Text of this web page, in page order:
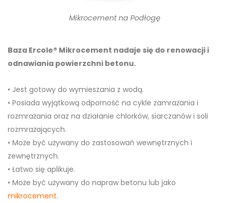
Mikrocement na Podłogę
Baza Ercole® Mikrocement nadaje się do renowacji i
odnawiania powierzchni betonu.
• Jest gotowy do wymieszania z wodą.
• Posiada wyjątkową odporność na cykle zamrażania i
rozmrażania oraz na działanie chlorków, siarczanów i soli
rozmrażających.
• Może być używany do zastosowań wewnętrznych i
zewnętrznych.
• Łatwo się aplikuje.
• Może być używany do napraw betonu lub jako
mikrocement.